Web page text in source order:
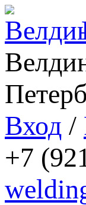
Вход /
+7